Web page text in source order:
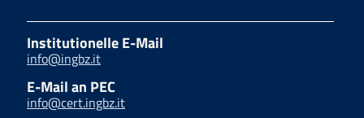
Institutionelle E-Mail
info@ingbz.it
E-Mail an PEC
info@cert.ingbz.it